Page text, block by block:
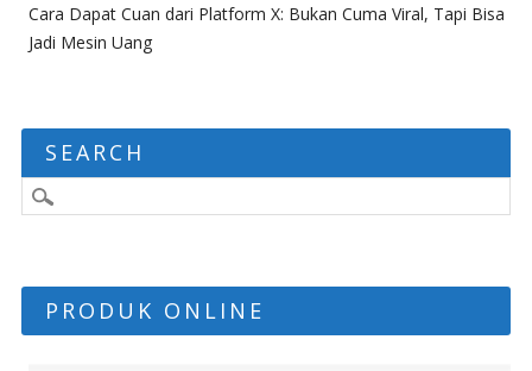
Cara Dapat Cuan dari Platform X: Bukan Cuma Viral, Tapi Bisa
Jadi Mesin Uang
SEARCH
PRODUK ONLINE